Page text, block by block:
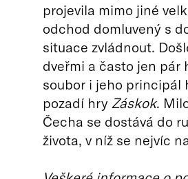
projevila mimo jiné
odchod domluvený s
situace zvládnout.
dveřmi a často jen pár
soubor i jeho principál
pozadí hry Záskok.
Čecha se dostává do
života, v níž se nejvíc